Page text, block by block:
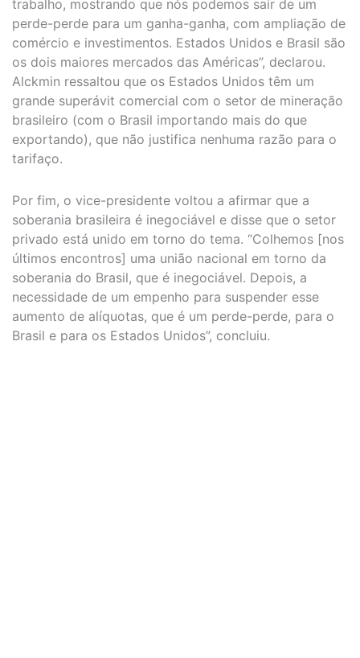
trabalho, mostrando que nós podemos sair de um
perde-perde para um ganha-ganha, com ampliação de
comércio e investimentos. Estados Unidos e Brasil são
os dois maiores mercados das Américas”, declarou.
Alckmin ressaltou que os Estados Unidos têm um
grande superávit comercial com o setor de mineração
brasileiro (com o Brasil importando mais do que
exportando), que não justifica nenhuma razão para o
tarifaço.
Por fim, o vice-presidente voltou a afirmar que a
soberania brasileira é inegociável e disse que o setor
privado está unido em torno do tema. “Colhemos [nos
últimos encontros] uma união nacional em torno da
soberania do Brasil, que é inegociável. Depois, a
necessidade de um empenho para suspender esse
aumento de alíquotas, que é um perde-perde, para o
Brasil e para os Estados Unidos”, concluiu.